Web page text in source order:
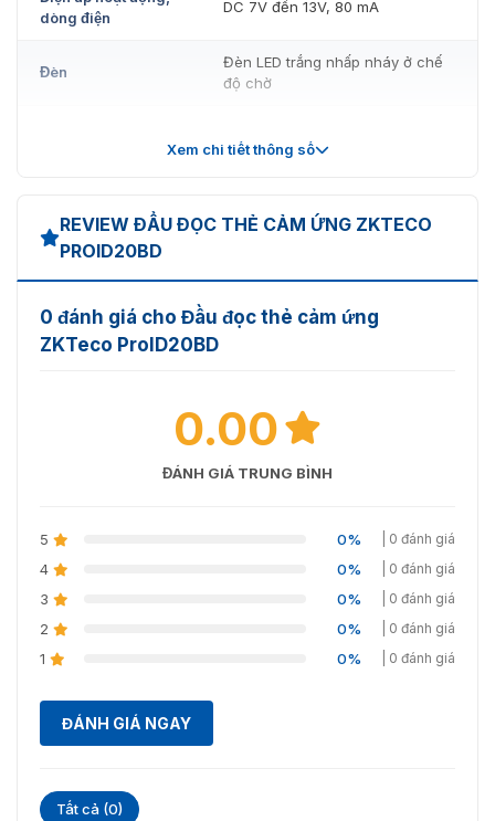
dòng điện
DC 7V đến 13V, 80 mA
Đèn
Đèn LED trắng nhấp nháy ở chế
độ chờ
Còi Hỗ trợ
Mức độ bảo vệ IP65
Màu sắc Màu đen
Xem chi tiết thông số
REVIEW ĐẦU ĐỌC THẺ CẢM ỨNG ZKTECO
PROID20BD
0 đánh giá cho Đầu đọc thẻ cảm ứng
ZKTeco ProID20BD
0.00
ĐÁNH GIÁ TRUNG BÌNH
5 0% | 0 đánh giá
4 0% | 0 đánh giá
3 0% | 0 đánh giá
2 0% | 0 đánh giá
1 0% | 0 đánh giá
ĐÁNH GIÁ NGAY
Tất cả (0)